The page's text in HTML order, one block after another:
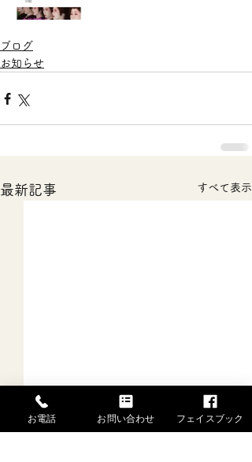
ブログ
お知らせ
最新記事 すべて表示
お電話 お問い合わせ フェイスブック